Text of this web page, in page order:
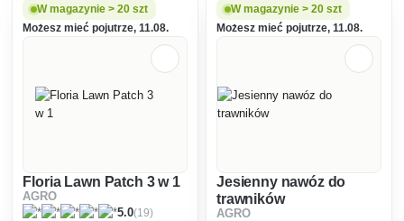
nawożenia, nie później niż 14
dni przed sadzeniem.
W magazynie > 20 szt
Możesz mieć pojutrze, 11.08.
Floria Lawn Patch 3 w 1
AGRO
5.0(19)
W magazynie > 20 szt
Możesz mieć pojutrze, 11.08.
Jesienny nawóz do
trawników
AGRO